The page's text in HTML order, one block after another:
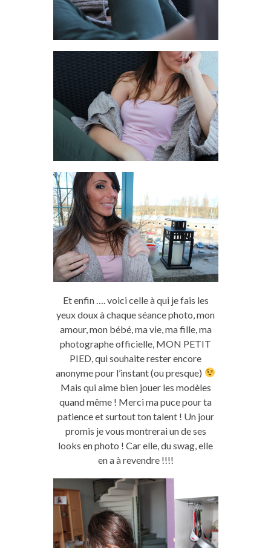
Et enfin …. voici celle à qui je fais les
yeux doux à chaque séance photo, mon
amour, mon bébé, ma vie, ma fille, ma
photographe officielle, MON PETIT
PIED, qui souhaite rester encore
anonyme pour l’instant (ou presque)
Mais qui aime bien jouer les modèles
quand même ! Merci ma puce pour ta
patience et surtout ton talent ! Un jour
promis je vous montrerai un de ses
looks en photo ! Car elle, du swag, elle
en a à revendre !!!!